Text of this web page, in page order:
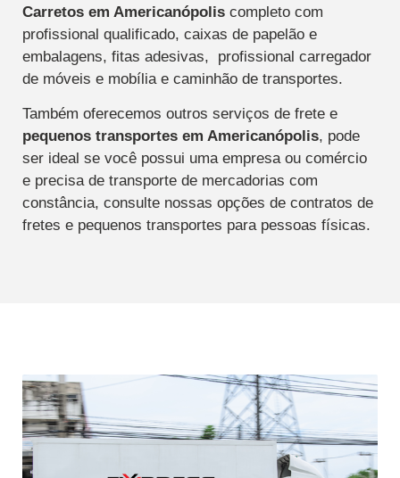
Carretos em Americanópolis completo com
profissional qualificado, caixas de papelão e
embalagens, fitas adesivas, profissional carregador
de móveis e mobília e caminhão de transportes.
Também oferecemos outros serviços de frete e
pequenos transportes em Americanópolis, pode
ser ideal se você possui uma empresa ou comércio
e precisa de transporte de mercadorias com
constância, consulte nossas opções de contratos de
fretes e pequenos transportes para pessoas físicas.